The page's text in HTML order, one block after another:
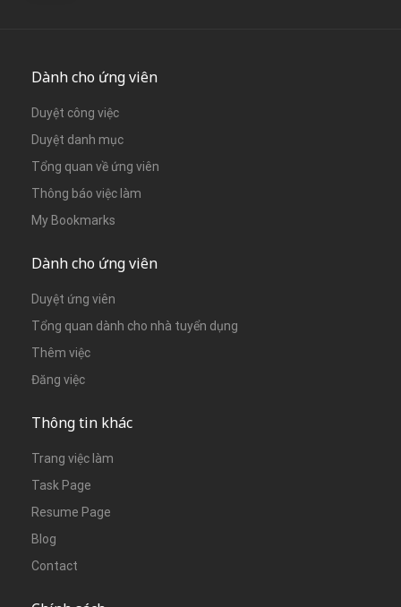
Dành cho ứng viên
Duyệt công việc
Duyệt danh mục
Tổng quan về ứng viên
Thông báo việc làm
My Bookmarks
Dành cho ứng viên
Duyệt ứng viên
Tổng quan dành cho nhà tuyển dụng
Thêm việc
Đăng việc
Thông tin khác
Trang việc làm
Task Page
Resume Page
Blog
Contact